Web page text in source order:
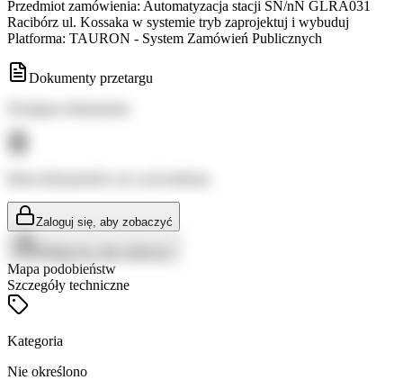
Przedmiot zamówienia: Automatyzacja stacji SN/nN GLRA031
Racibórz ul. Kossaka w systemie tryb zaprojektuj i wybuduj
Platforma: TAURON - System Zamówień Publicznych
Dokumenty przetargu
Zaloguj się, aby zobaczyć
Mapa podobieństw
Szczegóły techniczne
Kategoria
Nie określono